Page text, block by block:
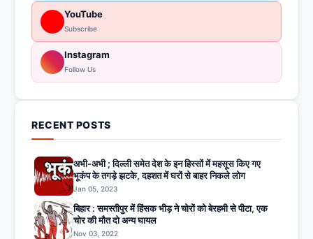
YouTube
Subscribe
Instagram
Follow Us
RECENT POSTS
अभी-अभी ; दिल्ली समेत देश के इन हिस्सों में महसूस किए गए
भूकंप के तगड़े झटके, दहशत में घरों से बाहर निकले लोग
Jan 05, 2023
बिहार : समस्तीपुर में हिंसक भीड़ ने चोरों को बेरहमी से पीटा, एक
चोर की मौत दो अन्य घायल
Nov 03, 2022